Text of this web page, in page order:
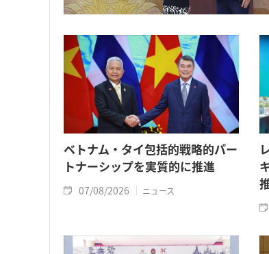
ベトナム・タイ包括的戦略的パー
トナーシップを実質的に推進
07/08/2026 ニュース